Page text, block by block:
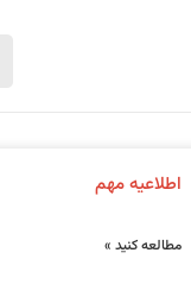
اطلاعیه مهم
مطالعه کنید »